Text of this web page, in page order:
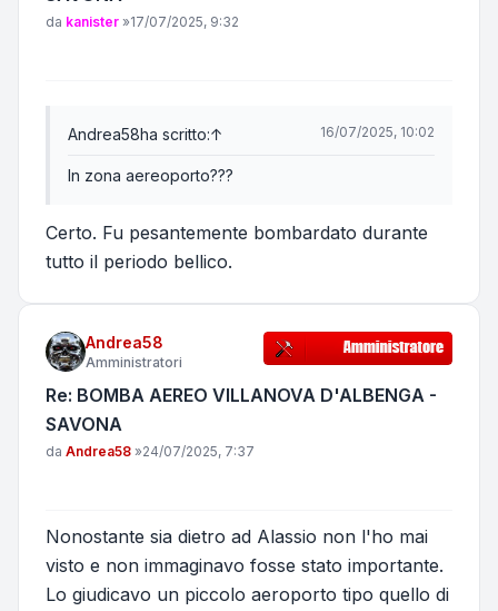
Messaggio
da kanister »17/07/2025, 9:32
Andrea58ha scritto:↑ 16/07/2025, 10:02
In zona aereoporto???
Certo. Fu pesantemente bombardato durante
tutto il periodo bellico.
Andrea58
Amministratori
Re: BOMBA AEREO VILLANOVA D'ALBENGA -
SAVONA
Messaggio
da Andrea58 »24/07/2025, 7:37
Nonostante sia dietro ad Alassio non l'ho mai
visto e non immaginavo fosse stato importante.
Lo giudicavo un piccolo aeroporto tipo quello di